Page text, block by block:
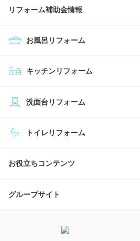
リフォーム補助金情報
キッチンリフォーム
お風呂リフォーム
トイレリフォーム
洗面台リフォーム
お役立ちコンテンツ
グループサイト